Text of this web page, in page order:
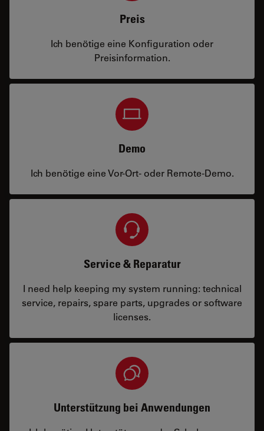
Preis
Ich benötige eine Konfiguration oder
Preisinformation.
Demo
Ich benötige eine Vor-Ort- oder Remote-Demo.
Service & Reparatur
I need help keeping my system running: technical
service, repairs, spare parts, upgrades or software
licenses.
Unterstützung bei Anwendungen